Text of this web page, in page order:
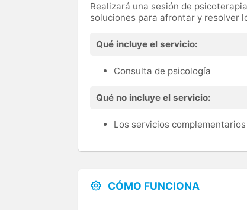
Realizará una sesión de
soluciones para afrontar y resolver
Qué incluye el servicio:
Consulta de psicología
Qué no incluye el servicio:
Los servicios
CÓMO FUNCIONA